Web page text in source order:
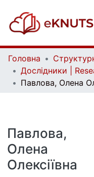
Головна
Дослідники |
Павлова,
Олена
Олексіївна